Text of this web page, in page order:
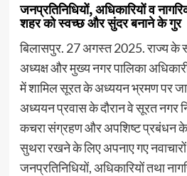
जनप्रतिनिधियों, अधिकारियों व
शहर को स्वच्छ और सुंदर बनाने के गुर
बिलासपुर. 27 अगस्त 2025. राज्य के
अध्यक्ष और मुख्य नगर पालिका
में शामिल सूरत के अध्ययन भ्रमण पर
अध्ययन प्रवास के दौरान वे सूरत नगर
कचरा संग्रहण और अपशिष्ट प्रबंधन
सुथरा रखने के लिए अपनाए गए
जनप्रतिनिधियों, अधिकारियों तथा